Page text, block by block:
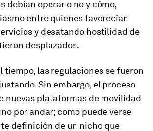
debían operar o no y cómo,
entre quienes favorecían
y desatando hostilidad de
desplazados.
tiempo, las regulaciones se fueron
Sin embargo, el proceso
nuevas plataformas de movilidad
por andar; como puede verse
definición de un nicho que